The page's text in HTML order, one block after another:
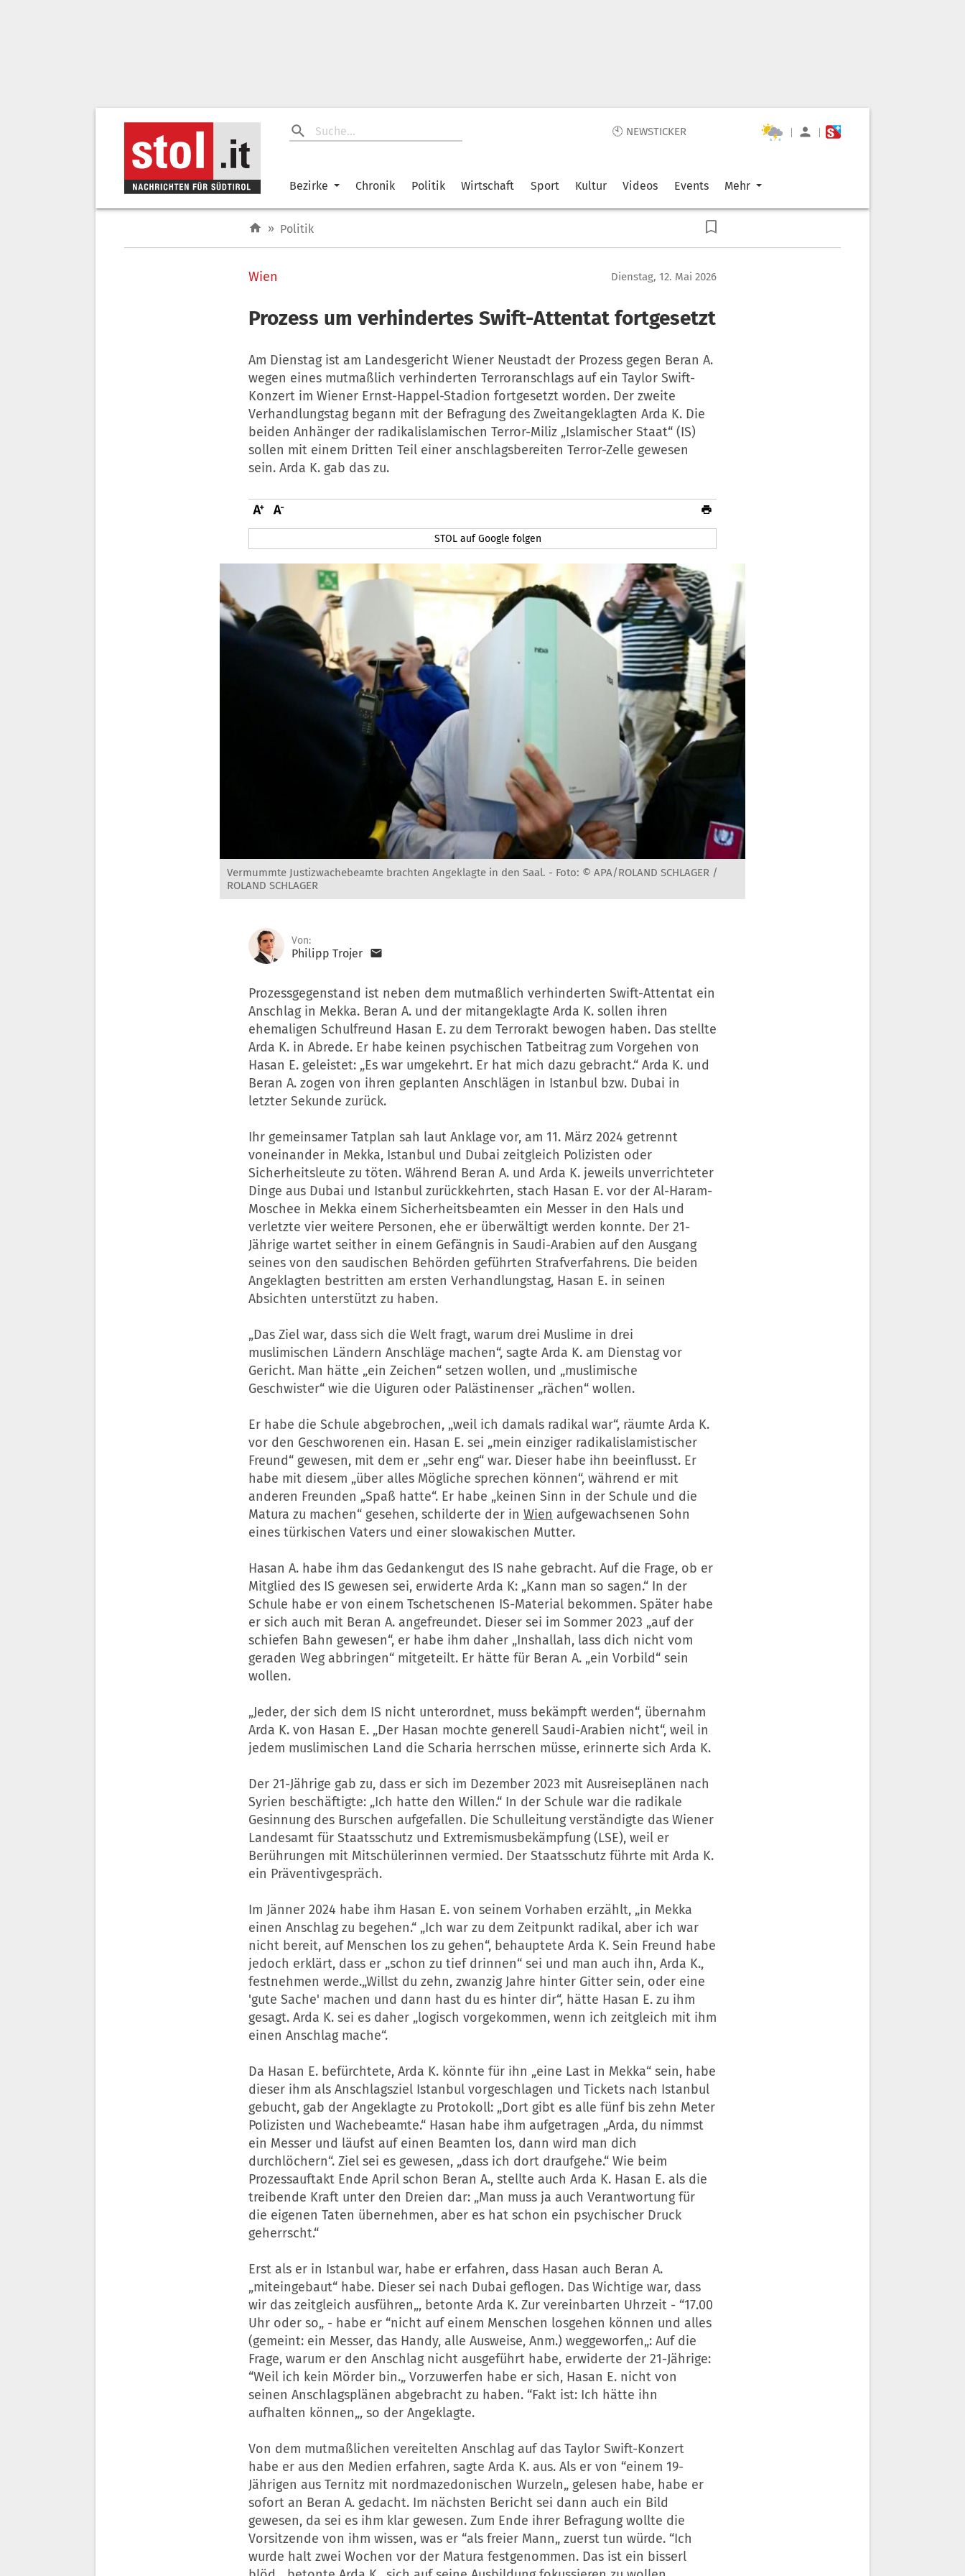
🕙 NEWSTICKER | |
Bezirke Chronik Politik Wirtschaft Sport Kultur Videos Events Mehr
» Politik
Wien Dienstag, 12. Mai 2026
Prozess um verhindertes Swift-Attentat fortgesetzt
Am Dienstag ist am Landesgericht Wiener Neustadt der Prozess gegen Beran A.
wegen eines mutmaßlich verhinderten Terroranschlags auf ein Taylor Swift-
Konzert im Wiener Ernst-Happel-Stadion fortgesetzt worden. Der zweite
Verhandlungstag begann mit der Befragung des Zweitangeklagten Arda K. Die
beiden Anhänger der radikalislamischen Terror-Miliz „Islamischer Staat“ (IS)
sollen mit einem Dritten Teil einer anschlagsbereiten Terror-Zelle gewesen
sein. Arda K. gab das zu.
STOL auf Google folgen
Vermummte Justizwachebeamte brachten Angeklagte in den Saal. - Foto: © APA/ROLAND SCHLAGER /
ROLAND SCHLAGER
Von:
Philipp Trojer
Prozessgegenstand ist neben dem mutmaßlich verhinderten Swift-Attentat ein
Anschlag in Mekka. Beran A. und der mitangeklagte Arda K. sollen ihren
ehemaligen Schulfreund Hasan E. zu dem Terrorakt bewogen haben. Das stellte
Arda K. in Abrede. Er habe keinen psychischen Tatbeitrag zum Vorgehen von
Hasan E. geleistet: „Es war umgekehrt. Er hat mich dazu gebracht.“ Arda K. und
Beran A. zogen von ihren geplanten Anschlägen in Istanbul bzw. Dubai in
letzter Sekunde zurück.
Ihr gemeinsamer Tatplan sah laut Anklage vor, am 11. März 2024 getrennt
voneinander in Mekka, Istanbul und Dubai zeitgleich Polizisten oder
Sicherheitsleute zu töten. Während Beran A. und Arda K. jeweils unverrichteter
Dinge aus Dubai und Istanbul zurückkehrten, stach Hasan E. vor der Al-Haram-
Moschee in Mekka einem Sicherheitsbeamten ein Messer in den Hals und
verletzte vier weitere Personen, ehe er überwältigt werden konnte. Der 21-
Jährige wartet seither in einem Gefängnis in Saudi-Arabien auf den Ausgang
seines von den saudischen Behörden geführten Strafverfahrens. Die beiden
Angeklagten bestritten am ersten Verhandlungstag, Hasan E. in seinen
Absichten unterstützt zu haben.
„Das Ziel war, dass sich die Welt fragt, warum drei Muslime in drei
muslimischen Ländern Anschläge machen“, sagte Arda K. am Dienstag vor
Gericht. Man hätte „ein Zeichen“ setzen wollen, und „muslimische
Geschwister“ wie die Uiguren oder Palästinenser „rächen“ wollen.
Er habe die Schule abgebrochen, „weil ich damals radikal war“, räumte Arda K.
vor den Geschworenen ein. Hasan E. sei „mein einziger radikalislamistischer
Freund“ gewesen, mit dem er „sehr eng“ war. Dieser habe ihn beeinflusst. Er
habe mit diesem „über alles Mögliche sprechen können“, während er mit
anderen Freunden „Spaß hatte“. Er habe „keinen Sinn in der Schule und die
Matura zu machen“ gesehen, schilderte der in Wien aufgewachsenen Sohn
eines türkischen Vaters und einer slowakischen Mutter.
Hasan A. habe ihm das Gedankengut des IS nahe gebracht. Auf die Frage, ob er
Mitglied des IS gewesen sei, erwiderte Arda K: „Kann man so sagen.“ In der
Schule habe er von einem Tschetschenen IS-Material bekommen. Später habe
er sich auch mit Beran A. angefreundet. Dieser sei im Sommer 2023 „auf der
schiefen Bahn gewesen“, er habe ihm daher „Inshallah, lass dich nicht vom
geraden Weg abbringen“ mitgeteilt. Er hätte für Beran A. „ein Vorbild“ sein
wollen.
„Jeder, der sich dem IS nicht unterordnet, muss bekämpft werden“, übernahm
Arda K. von Hasan E. „Der Hasan mochte generell Saudi-Arabien nicht“, weil in
jedem muslimischen Land die Scharia herrschen müsse, erinnerte sich Arda K.
Der 21-Jährige gab zu, dass er sich im Dezember 2023 mit Ausreiseplänen nach
Syrien beschäftigte: „Ich hatte den Willen.“ In der Schule war die radikale
Gesinnung des Burschen aufgefallen. Die Schulleitung verständigte das Wiener
Landesamt für Staatsschutz und Extremismusbekämpfung (LSE), weil er
Berührungen mit Mitschülerinnen vermied. Der Staatsschutz führte mit Arda K.
ein Präventivgespräch.
Im Jänner 2024 habe ihm Hasan E. von seinem Vorhaben erzählt, „in Mekka
einen Anschlag zu begehen.“ „Ich war zu dem Zeitpunkt radikal, aber ich war
nicht bereit, auf Menschen los zu gehen“, behauptete Arda K. Sein Freund habe
jedoch erklärt, dass er „schon zu tief drinnen“ sei und man auch ihn, Arda K.,
festnehmen werde.„Willst du zehn, zwanzig Jahre hinter Gitter sein, oder eine
'gute Sache' machen und dann hast du es hinter dir“, hätte Hasan E. zu ihm
gesagt. Arda K. sei es daher „logisch vorgekommen, wenn ich zeitgleich mit ihm
einen Anschlag mache“.
Da Hasan E. befürchtete, Arda K. könnte für ihn „eine Last in Mekka“ sein, habe
dieser ihm als Anschlagsziel Istanbul vorgeschlagen und Tickets nach Istanbul
gebucht, gab der Angeklagte zu Protokoll: „Dort gibt es alle fünf bis zehn Meter
Polizisten und Wachebeamte.“ Hasan habe ihm aufgetragen „Arda, du nimmst
ein Messer und läufst auf einen Beamten los, dann wird man dich
durchlöchern“. Ziel sei es gewesen, „dass ich dort draufgehe.“ Wie beim
Prozessauftakt Ende April schon Beran A., stellte auch Arda K. Hasan E. als die
treibende Kraft unter den Dreien dar: „Man muss ja auch Verantwortung für
die eigenen Taten übernehmen, aber es hat schon ein psychischer Druck
geherrscht.“
Erst als er in Istanbul war, habe er erfahren, dass Hasan auch Beran A.
„miteingebaut“ habe. Dieser sei nach Dubai geflogen. Das Wichtige war, dass
wir das zeitgleich ausführen„, betonte Arda K. Zur vereinbarten Uhrzeit - “17.00
Uhr oder so„ - habe er “nicht auf einem Menschen losgehen können und alles
(gemeint: ein Messer, das Handy, alle Ausweise, Anm.) weggeworfen„: Auf die
Frage, warum er den Anschlag nicht ausgeführt habe, erwiderte der 21-Jährige:
“Weil ich kein Mörder bin.„ Vorzuwerfen habe er sich, Hasan E. nicht von
seinen Anschlagsplänen abgebracht zu haben. “Fakt ist: Ich hätte ihn
aufhalten können„, so der Angeklagte.
Von dem mutmaßlichen vereitelten Anschlag auf das Taylor Swift-Konzert
habe er aus den Medien erfahren, sagte Arda K. aus. Als er von “einem 19-
Jährigen aus Ternitz mit nordmazedonischen Wurzeln„ gelesen habe, habe er
sofort an Beran A. gedacht. Im nächsten Bericht sei dann auch ein Bild
gewesen, da sei es ihm klar gewesen. Zum Ende ihrer Befragung wollte die
Vorsitzende von ihm wissen, was er “als freier Mann„ zuerst tun würde. “Ich
wurde halt zwei Wochen vor der Matura festgenommen. Das ist ein bisserl